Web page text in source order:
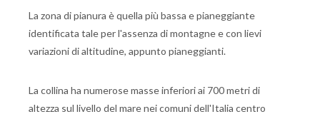
La zona di pianura è quella più bassa e pianeggiante
identificata tale per l'assenza di montagne e con lievi
variazioni di altitudine, appunto pianeggianti.
La collina ha numerose masse inferiori ai 700 metri di
altezza sul livello del mare nei comuni dell'Italia centro